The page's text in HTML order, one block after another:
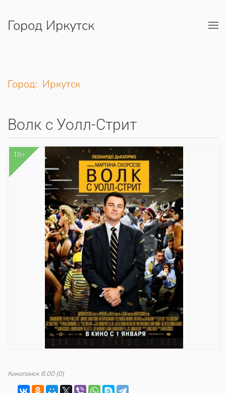
Перейти к содержимому
Город Иркутск
Город: Иркутск
Волк с Уолл-Стрит
18+
Кинопоиск 8.00(0)